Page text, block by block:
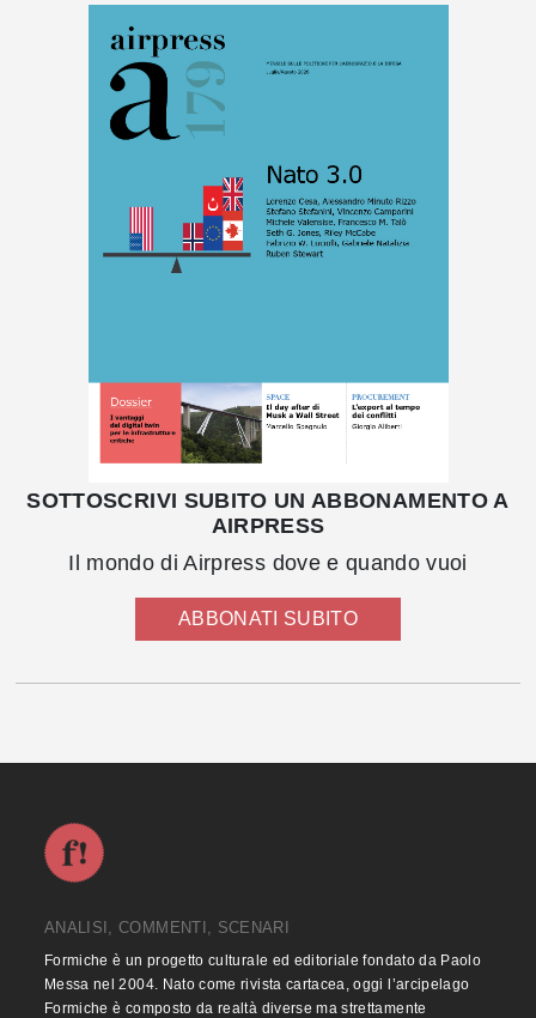
SOTTOSCRIVI SUBITO UN ABBONAMENTO A
AIRPRESS
Il mondo di Airpress dove e quando vuoi
ABBONATI SUBITO
ANALISI, COMMENTI, SCENARI
Formiche è un progetto culturale ed editoriale fondato da Paolo
Messa nel 2004. Nato come rivista cartacea, oggi l’arcipelago
Formiche è composto da realtà diverse ma strettamente